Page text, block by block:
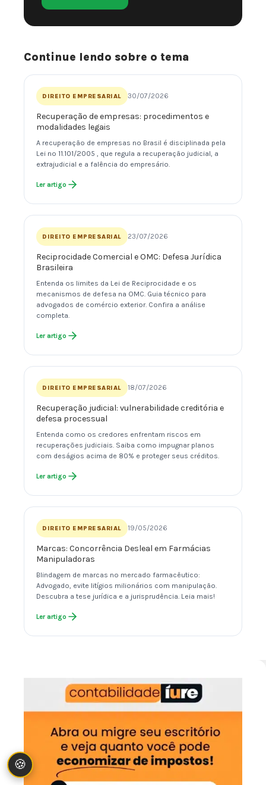
Continue lendo sobre o tema
DIREITO EMPRESARIAL 30/07/2026
Recuperação de empresas: procedimentos e
modalidades legais
A recuperação de empresas no Brasil é disciplinada pela
Lei nº 11.101/2005 , que regula a recuperação judicial, a
extrajudicial e a falência do empresário.
Ler artigo
DIREITO EMPRESARIAL 23/07/2026
Reciprocidade Comercial e OMC: Defesa Jurídica
Brasileira
Entenda os limites da Lei de Reciprocidade e os
mecanismos de defesa na OMC. Guia técnico para
advogados de comércio exterior. Confira a análise
completa.
Ler artigo
DIREITO EMPRESARIAL 18/07/2026
Recuperação judicial: vulnerabilidade creditória e
defesa processual
Entenda como os credores enfrentam riscos em
recuperações judiciais. Saiba como impugnar planos
com deságios acima de 80% e proteger seus créditos.
Ler artigo
DIREITO EMPRESARIAL 19/05/2026
Marcas: Concorrência Desleal em Farmácias
Manipuladoras
Blindagem de marcas no mercado farmacêutico:
Advogado, evite litígios milionários com manipulação.
Descubra a tese jurídica e a jurisprudência. Leia mais!
Ler artigo
🍪